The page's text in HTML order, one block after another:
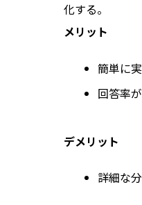
化する。
メリット
簡単に
回答率
デメリット
詳細な